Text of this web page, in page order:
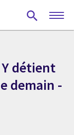
détient
demain -